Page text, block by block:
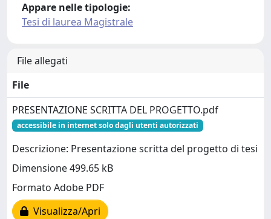
Appare nelle tipologie:
Tesi di laurea Magistrale
File allegati
File
PRESENTAZIONE SCRITTA DEL PROGETTO.pdf
accessibile in internet solo dagli utenti autorizzati
Descrizione: Presentazione scritta del progetto di tesi
Dimensione 499.65 kB
Formato Adobe PDF
Visualizza/Apri